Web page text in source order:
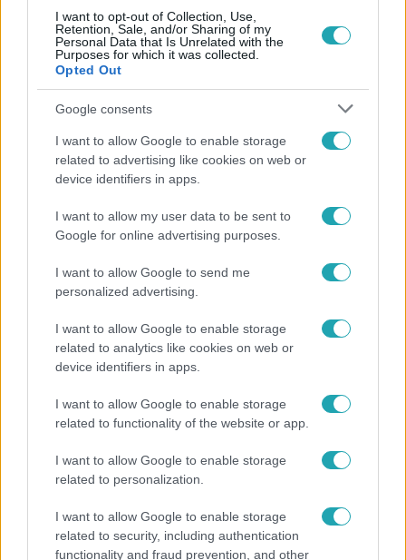
I want to opt-out of Collection, Use,
Retention, Sale, and/or Sharing of my
Personal Data that Is Unrelated with the
Purposes for which it was collected.
Opted Out
Google consents
I want to allow Google to enable storage
related to advertising like cookies on web or
device identifiers in apps.
I want to allow my user data to be sent to
Google for online advertising purposes.
I want to allow Google to send me
personalized advertising.
I want to allow Google to enable storage
related to analytics like cookies on web or
device identifiers in apps.
I want to allow Google to enable storage
related to functionality of the website or app.
I want to allow Google to enable storage
related to personalization.
I want to allow Google to enable storage
related to security, including authentication
functionality and fraud prevention, and other
Reggeli
„Magyarként nekem nagyon fura volt” – Pusztai
legélhetőbb városában
„Nem értettem, miért akarja megölni” – megrázó
részleteket árult el gyerekkoráról Nagy Zsolt